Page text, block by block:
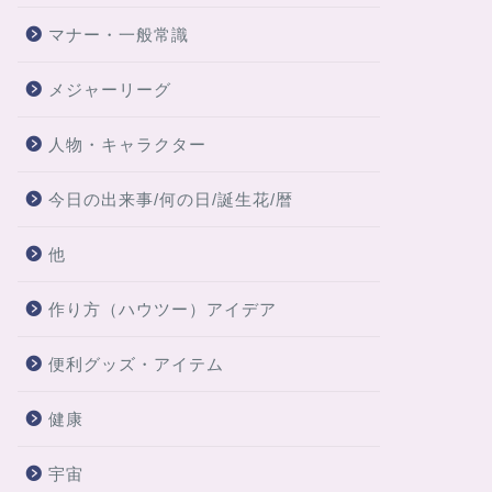
マナー・一般常識
メジャーリーグ
人物・キャラクター
今日の出来事/何の日/誕生花/暦
他
作り方（ハウツー）アイデア
便利グッズ・アイテム
健康
宇宙